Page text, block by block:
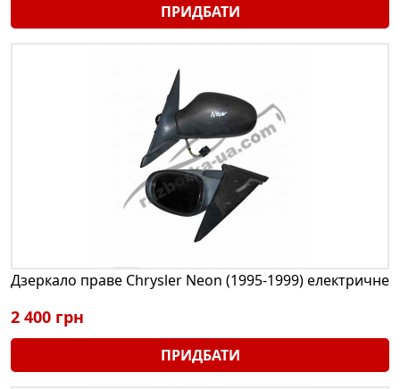
ПРИДБАТИ
Дзеркало праве Chrysler Neon (1995-1999) електричне
2 400 грн
ПРИДБАТИ